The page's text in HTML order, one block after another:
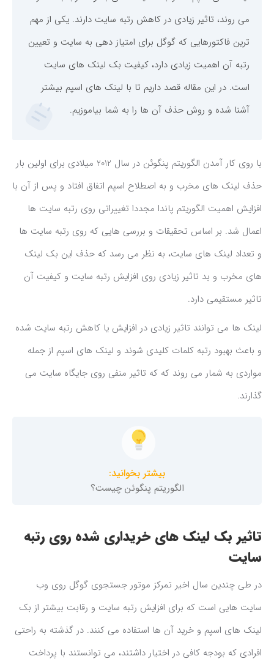
می روند، تاثیر زیادی در کاهش رتبه سایت دارند. یکی از مهم
ترین فاکتورهایی که گوگل برای امتیاز دهی به سایت و تعیین
رتبه آن اهمیت زیادی دارد، کیفیت بک لینک های سایت
است. در این مقاله قصد داریم تا با لینک های اسپم بیشتر
آشنا شده و روش حذف آن ها را به شما بیاموزیم.
با روی کار آمدن الگوریتم پنگوئن در سال 2012 میلادی برای اولین بار
حذف لینک های مخرب و به اصطلاح اسپم اتفاق افتاد و پس از آن با
افزایش اهمیت الگوریتم پاندا مجددا تغییراتی روی رتبه سایت ها
اعمال شد. بر اساس تحقیقات و بررسی هایی که روی رتبه سایت ها
و تعداد لینک های سایت، به نظر می رسد که حذف این بک لینک
های مخرب و بد تاثیر زیادی روی افزایش رتبه سایت و کیفیت آن
تاثیر مستقیمی دارد.
لینک ها می توانند تاثیر زیادی در افزایش یا کاهش رتبه سایت شده
و باعث بهبود رتبه کلمات کلیدی شوند و لینک های اسپم از جمله
مواردی به شمار می روند که که تاثیر منفی روی جایگاه سایت می
گذارند.
بیشتر بخوانید:
الگوریتم پنگوئن چیست؟
تاثیر بک لینک های خریداری شده روی رتبه
سایت
در طی چندین سال اخیر تمرکز موتور جستجوی گوگل روی وب
سایت هایی است که برای افزایش رتبه سایت و رقابت بیشتر از بک
لینک های اسپم و خرید آن ها استفاده می کنند. در گذشته به راحتی
افرادی که بودجه کافی در اختیار داشتند، می توانستند با پرداخت